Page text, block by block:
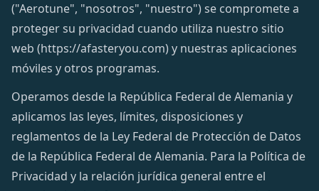
("Aerotune", "nosotros", "nuestro") se compromete a
proteger su privacidad cuando utiliza nuestro sitio
web (https://afasteryou.com) y nuestras aplicaciones
móviles y otros programas.
Operamos desde la República Federal de Alemania y
aplicamos las leyes, límites, disposiciones y
reglamentos de la Ley Federal de Protección de Datos
de la República Federal de Alemania. Para la Política de
Privacidad y la relación jurídica general entre el